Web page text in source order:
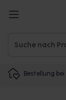
Bestellung bei